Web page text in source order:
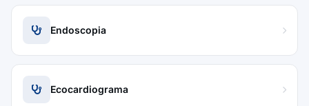
Endoscopia
Ecocardiograma